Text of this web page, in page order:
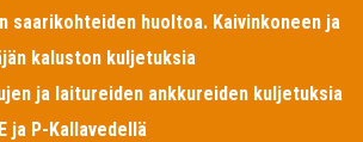
saarikohteiden huoltoa. Kaivinkoneen ja
kaluston kuljetuksia
ja laitureiden ankkureiden kuljetuksia
ja P-Kallavedellä